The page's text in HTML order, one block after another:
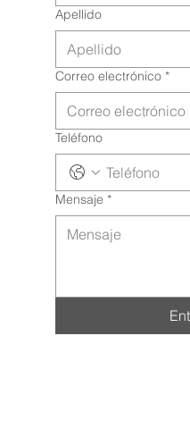
Apellido
Correo electrónico *
Teléfono
Mensaje *